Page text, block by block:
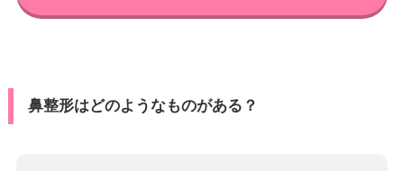
鼻整形はどのようなものがある？